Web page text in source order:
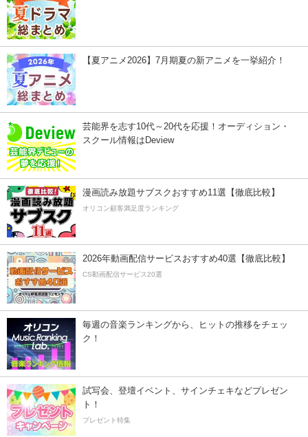
【夏アニメ2026】7月期夏の新アニメを一挙紹介！
芸能界を志す10代～20代を応援！オーディション・
スクール情報はDeview
漫画読み放題サブスクおすすめ11選【徹底比較】
オリコン顧客満足度ランキング
2026年動画配信サービスおすすめ40選【徹底比較】
CS動画配信サービス20選
毎週の音楽ランキングから、ヒットの推移をチェッ
ク！
試写会、登壇イベント、サインチェキなどプレゼン
ト！
プレゼント特集